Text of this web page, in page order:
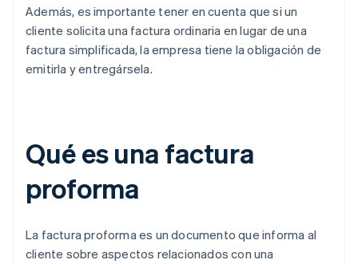
Además, es importante tener en cuenta que si un
cliente solicita una factura ordinaria en lugar de una
factura simplificada, la empresa tiene la obligación de
emitirla y entregársela.
Qué es una factura
proforma
La factura proforma es un documento que informa al
cliente sobre aspectos relacionados con una